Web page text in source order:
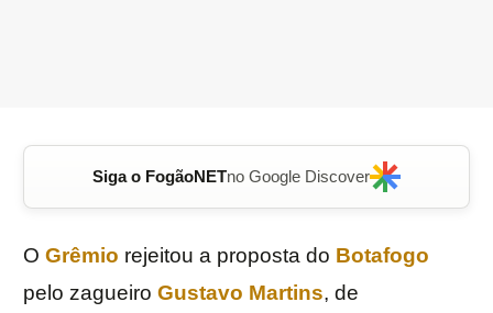
Siga o FogãoNETno Google Discover
O Grêmio rejeitou a proposta do Botafogo
pelo zagueiro Gustavo Martins, de